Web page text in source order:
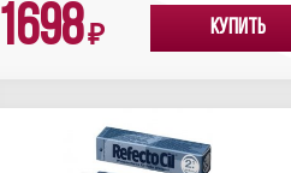
1698₽ Купить